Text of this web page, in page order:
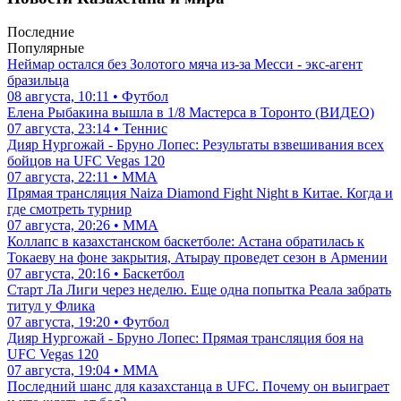
Последние
Популярные
Неймар остался без Золотого мяча из-за Месси - экс-агент
бразильца
08 августа, 10:11 • Футбол
Елена Рыбакина вышла в 1/8 Мастерса в Торонто (ВИДЕО)
07 августа, 23:14 • Теннис
Дияр Нургожай - Бруно Лопес: Результаты взвешивания всех
бойцов на UFC Vegas 120
07 августа, 22:11 • ММА
Прямая трансляция Naiza Diamond Fight Night в Китае. Когда и
где смотреть турнир
07 августа, 20:26 • ММА
Коллапс в казахстанском баскетболе: Астана обратилась к
Токаеву на фоне закрытия, Атырау проведет сезон в Армении
07 августа, 20:16 • Баскетбол
Старт Ла Лиги через неделю. Еще одна попытка Реала забрать
титул у Флика
07 августа, 19:20 • Футбол
Дияр Нургожай - Бруно Лопес: Прямая трансляция боя на
UFC Vegas 120
07 августа, 19:04 • ММА
Последний шанс для казахстанца в UFC. Почему он выиграет